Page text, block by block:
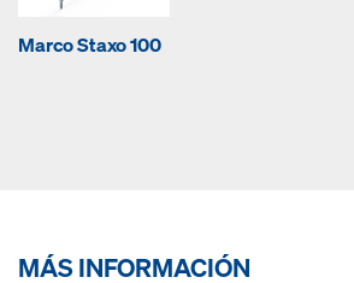
Marco Staxo 100
MÁS INFORMACIÓN